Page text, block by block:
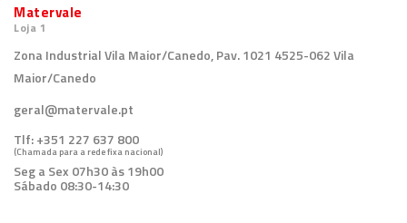
Matervale
Loja 1
Zona Industrial Vila Maior/Canedo, Pav. 1021 4525-062 Vila
Maior/Canedo
geral@matervale.pt
Tlf:+351 227 637 800
(Chamada para a rede fixa nacional)
Seg a Sex 07h30 às 19h00
Sábado 08:30-14:30